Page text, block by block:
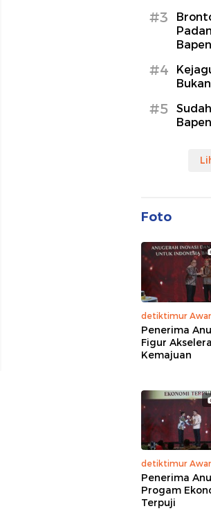
#3
#4
#5
Foto
detiktimur
Penerima
Figur
Kemajuan
detiktimur
Penerima
Progam
Terpuji